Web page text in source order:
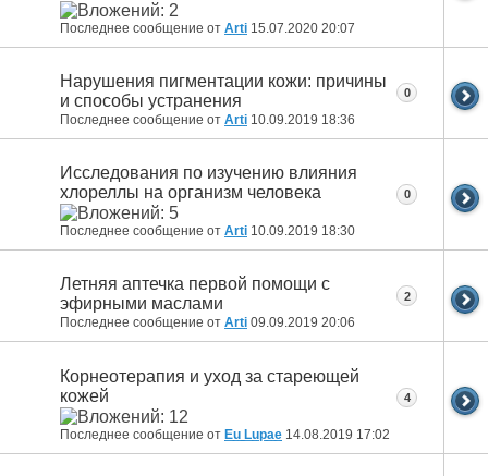
Последнее сообщение от Arti 15.07.2020 20:07
Нарушения пигментации кожи: причины
и способы устранения
Последнее сообщение от Arti 10.09.2019 18:36
0
Исследования по изучению влияния
хлореллы на организм человека
Последнее сообщение от Arti 10.09.2019 18:30
0
Летняя аптечка первой помощи с
эфирными маслами
Последнее сообщение от Arti 09.09.2019 20:06
2
Корнеотерапия и уход за стареющей
кожей
Последнее сообщение от Eu Lupae 14.08.2019 17:02
4